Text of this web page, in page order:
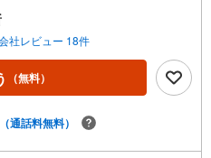
都心アクセス良好、通勤・通学に
神高速の出入り口付近！車移動に
スーパー『ライフ』！買い物しや
ドラッグアカカベ 阿波座店』まで
靱本町三丁目店』まで徒歩2分！■2
さ！■キッチン横に換気窓付き！
社レビュー 18件
（無料）
（通話料無料）